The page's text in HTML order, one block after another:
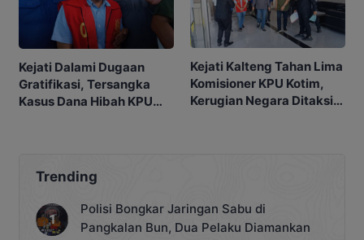
Kejati Dalami Dugaan
Gratifikasi, Tersangka
Kasus Dana Hibah KPU
Kejati Kalteng Tahan Lima
Komisioner KPU Kotim,
Kerugian Negara Ditaksir
Trending
Polisi Bongkar Jaringan Sabu di
Pangkalan Bun, Dua Pelaku Diamankan